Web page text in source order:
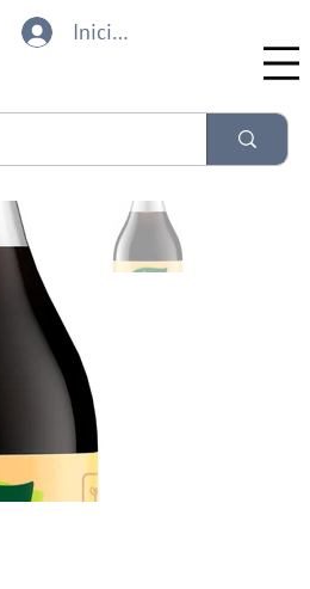
Iniciar sesión